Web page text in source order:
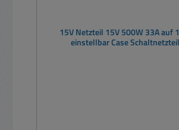
15V Netzteil 15V 500W 33A auf
einstellbar Case